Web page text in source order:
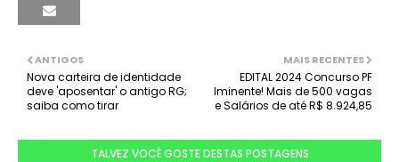
MAIS RECENTES
EDITAL 2024 Concurso PF
Iminente! Mais de 500 vagas
e Salários de até R$ 8.924,85
ANTIGOS
Nova carteira de identidade
deve 'aposentar' o antigo RG;
saiba como tirar
TALVEZ VOCÊ GOSTE DESTAS POSTAGENS